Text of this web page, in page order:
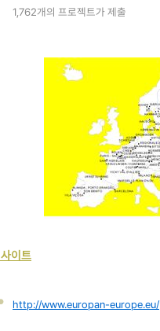
1,762개의 프로젝트가 제출
이트
http://www.europan-europe.eu/